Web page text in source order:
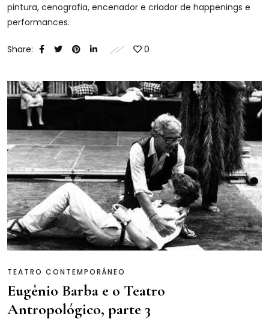
pintura, cenografia, encenador e criador de happenings e
performances.
Share: 0
TEATRO CONTEMPORÂNEO
Eugênio Barba e o Teatro
Antropológico, parte 3